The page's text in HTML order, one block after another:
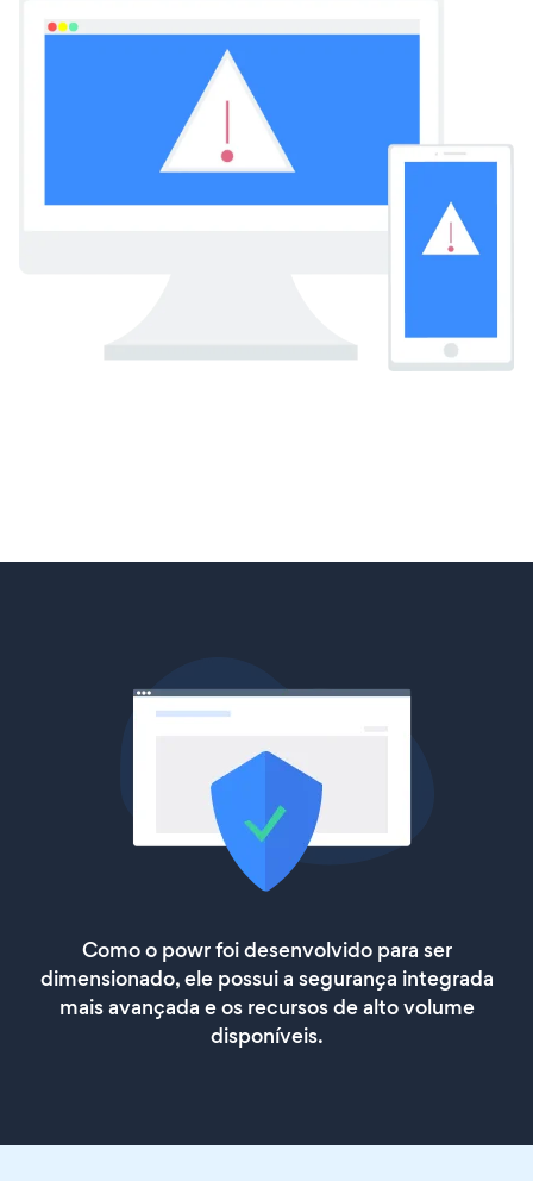
Como o powr foi desenvolvido para ser
dimensionado, ele possui a segurança integrada
mais avançada e os recursos de alto volume
disponíveis.